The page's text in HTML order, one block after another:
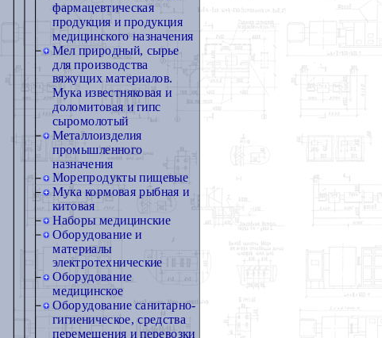
фармацевтическая
продукция и продукция
медицинского назначения
Мел природный, сырье
для производства
вяжущих материалов.
Мука известняковая и
доломитовая и гипс
сыромолотый
Металлоизделия
промышленного
назначения
Морепродукты пищевые
Мука кормовая рыбная и
китовая
Наборы медицинские
Оборудование и
материалы
электротехнические
Оборудование
медицинское
Оборудование санитарно-
гигиеническое, средства
перемещения и перевозки